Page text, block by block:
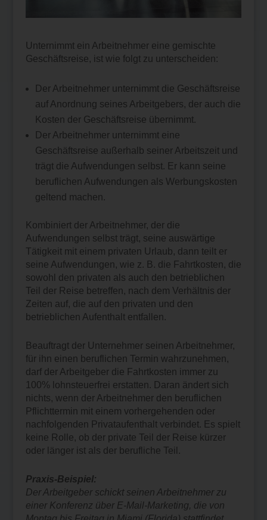
Unternimmt ein Arbeitnehmer eine gemischte
Geschäftsreise, ist wie folgt zu unterscheiden:
Der Arbeitnehmer unternimmt die Geschäftsreise
auf Anordnung seines Arbeitgebers, der auch die
Kosten der Geschäftsreise übernimmt.
Der Arbeitnehmer unternimmt eine
Geschäftsreise außerhalb seiner Arbeitszeit und
trägt die Aufwendungen selbst. Er kann seine
beruflichen Aufwendungen als Werbungskosten
geltend machen.
Kombiniert der Arbeitnehmer, der die
Aufwendungen selbst trägt, seine auswärtige
Tätigkeit mit einem privaten Urlaub, dann teilt er
seine Aufwendungen, wie z. B. die Fahrtkosten, die
sowohl den privaten als auch den betrieblichen
Teil der Reise betreffen, nach dem Verhältnis der
Zeiten auf, die auf den privaten und den
betrieblichen Aufenthalt entfallen.
Beauftragt der Unternehmer seinen Arbeitnehmer,
für ihn einen beruflichen Termin wahrzunehmen,
darf der Arbeitgeber die Fahrtkosten immer zu
100% lohnsteuerfrei erstatten. Daran ändert sich
nichts, wenn der Arbeitnehmer den beruflichen
Pflichttermin mit einem vorhergehenden oder
nachfolgenden Privataufenthalt verbindet. Es spielt
keine Rolle, ob der private Teil der Reise kürzer
oder länger ist als der berufliche Teil.
Praxis-Beispiel:
Der Arbeitgeber schickt seinen Arbeitnehmer zu
einer Konferenz über E-Mail-Marketing, die von